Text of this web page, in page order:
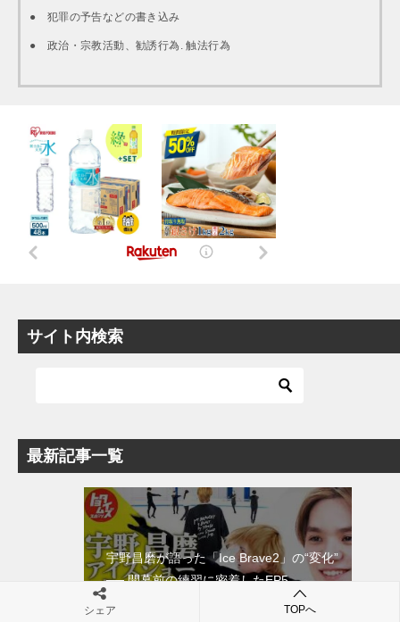
● 犯罪の予告などの書き込み
● 政治・宗教活動、勧誘行為. 触法行為
サイト内検索
最新記事一覧
宇野昌磨が語った「Ice Brave2」の“変化”
── 開幕前の練習に密着したEP5
シェア TOPへ